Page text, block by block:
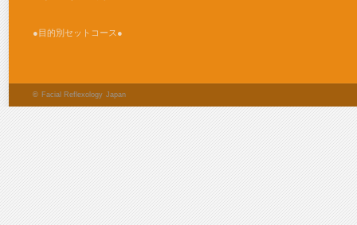
●目的別セットコース●
© Facial Reflexology Japan